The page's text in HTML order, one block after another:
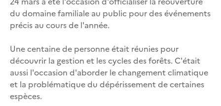
du domaine familiale au public pour des événements
précis au cours de l'année.
Une centaine de personne était réunies pour
découvrir la gestion et les cycles des forêts. C'était
aussi l'occasion d'aborder le changement climatique
et la problématique du dépérissement de certaines
espèces.